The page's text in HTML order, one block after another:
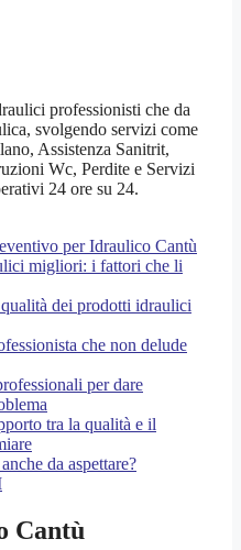
professionisti che da
svolgendo servizi come
Assistenza Sanitrit,
Wc, Perdite e Servizi
24 ore su 24.
per Idraulico Cantù
migliori: i fattori che li
dei prodotti idraulici
che non delude
per dare
tra la qualità e il
da aspettare?
Cantù